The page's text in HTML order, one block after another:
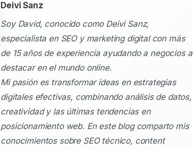
Deivi Sanz
Soy David, conocido como Deivi Sanz,
especialista en SEO y marketing digital con más
de 15 años de experiencia ayudando a negocios a
destacar en el mundo online.
Mi pasión es transformar ideas en estrategias
digitales efectivas, combinando análisis de datos,
creatividad y las últimas tendencias en
posicionamiento web. En este blog comparto mis
conocimientos sobre SEO técnico, content